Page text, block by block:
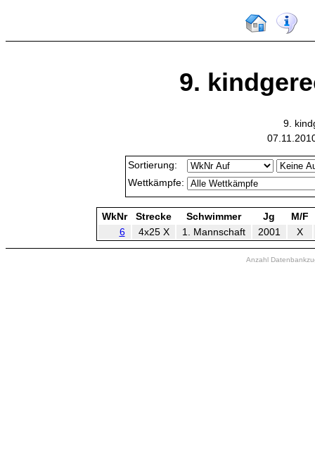
9.
9.
Sortierung:
Wettkämpfe:
WkNr Strecke Schwimmer Jg
M/F
6
4x25 X 1. Mannschaft 2001 X
Anzahl